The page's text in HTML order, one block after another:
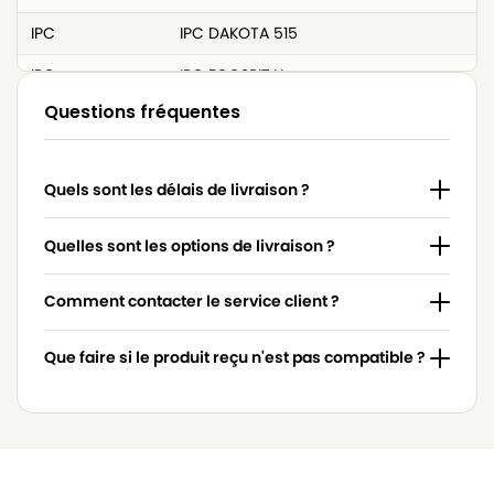
IPC
IPC DAKOTA 515
IPC
IPC ECOSPITAL
IPC
IPC EUROPA 303E
IPC
IPC EUROPA 315E
IPC
IPC EUROPA 515
IPC
IPC FREE YES 515
IPC
IPC G27 EP
IPC
IPC G28 EP
Questions fréquentes
Quels sont les délais de livraison ?
Quelles sont les options de livraison ?
Comment contacter le service client ?
Que faire si le produit reçu n'est pas compatible ?